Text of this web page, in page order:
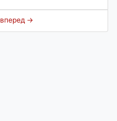
вперед →